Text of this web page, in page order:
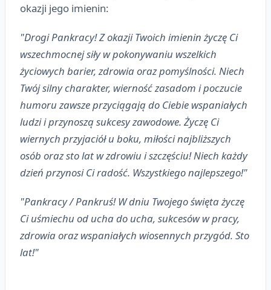
okazji jego imienin:
"Drogi Pankracy! Z okazji Twoich imienin życzę Ci
wszechmocnej siły w pokonywaniu wszelkich
życiowych barier, zdrowia oraz pomyślności. Niech
Twój silny charakter, wierność zasadom i poczucie
humoru zawsze przyciągają do Ciebie wspaniałych
ludzi i przynoszą sukcesy zawodowe. Życzę Ci
wiernych przyjaciół u boku, miłości najbliższych
osób oraz sto lat w zdrowiu i szczęściu! Niech każdy
dzień przynosi Ci radość. Wszystkiego najlepszego!"
"Pankracy / Pankruś! W dniu Twojego święta życzę
Ci uśmiechu od ucha do ucha, sukcesów w pracy,
zdrowia oraz wspaniałych wiosennych przygód. Sto
lat!"